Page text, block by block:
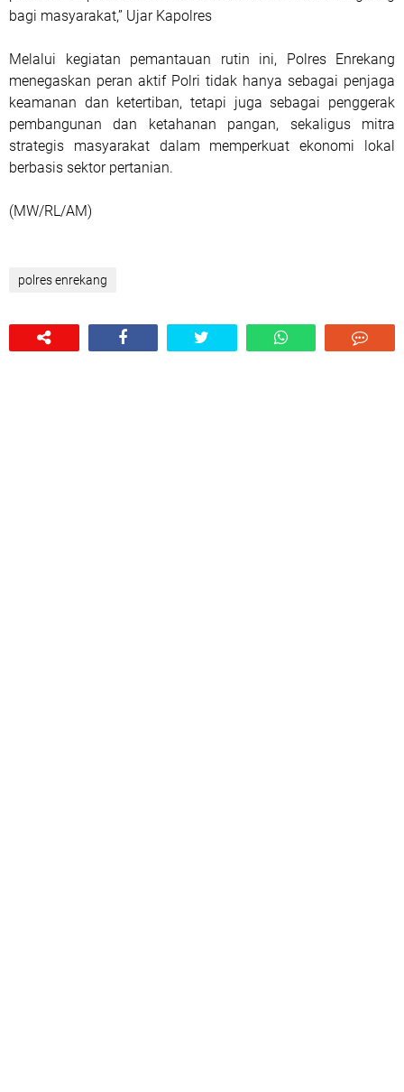
bagi masyarakat,” Ujar Kapolres
Melalui kegiatan pemantauan rutin ini, Polres Enrekang
menegaskan peran aktif Polri tidak hanya sebagai penjaga
keamanan dan ketertiban, tetapi juga sebagai penggerak
pembangunan dan ketahanan pangan, sekaligus mitra
strategis masyarakat dalam memperkuat ekonomi lokal
berbasis sektor pertanian.
(MW/RL/AM)
polres enrekang